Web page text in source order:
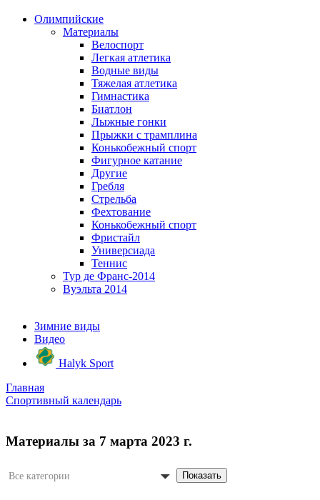
Олимпийские
Материалы
Велоспорт
Легкая атлетика
Водные виды
Тяжелая атлетика
Гимнастика
Биатлон
Лыжные гонки
Прыжки с трамплина
Конькобежный спорт
Фигурное катание
Другие
Гребля
Стрельба
Фехтование
Конькобежный спорт
Фристайл
Универсиада
Теннис
Тур де Франс-2014
Вуэльта 2014
Зимние виды
Видео
Halyk Sport
Главная
Спортивный календарь
Материалы за 7 марта 2023 г.
Все категории Показать